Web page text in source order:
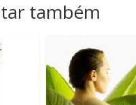
também